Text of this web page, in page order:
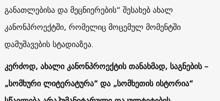
განათლებისა და მეცნიერების“ შესახებ ახალ
კანონპროექტში, რომელიც მოცემულ მომენტში
დამუშავების სტადიაზეა.
კერძოდ, ახალი კანონპროექტის თანახმად, საგნების –
„სომხური ლიტერატურა“ და „სომხეთის ისტორია“